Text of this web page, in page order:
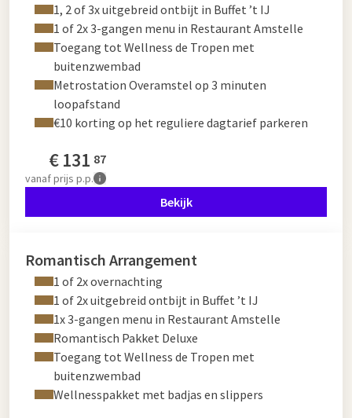
1, 2 of 3x uitgebreid ontbijt in Buffet ’t IJ
1 of 2x 3-gangen menu in Restaurant Amstelle
Toegang tot Wellness de Tropen met
buitenzwembad
Metrostation Overamstel op 3 minuten
loopafstand
€10 korting op het reguliere dagtarief parkeren
€131 87
vanafprijs p.p.
Bekijk
Romantisch Arrangement
1 of 2x overnachting
1 of 2x uitgebreid ontbijt in Buffet ’t IJ
1x 3-gangen menu in Restaurant Amstelle
Romantisch Pakket Deluxe
Toegang tot Wellness de Tropen met
buitenzwembad
Wellnesspakket met badjas en slippers